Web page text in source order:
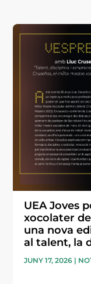
UEA Joves
xocolater
una nova
al talent, la
JUNY 17, 2026 |